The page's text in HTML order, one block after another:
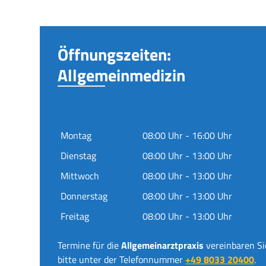
Öffnungszeiten:
Allgemeinmedizin
Montag
08:00 Uhr - 16:00 Uhr
Dienstag
08:00 Uhr - 13:00 Uhr
Mittwoch
08:00 Uhr - 13:00 Uhr
Donnerstag
08:00 Uhr - 13:00 Uhr
Freitag
08:00 Uhr - 13:00 Uhr
Termine für dieAllgemeinarztpraxis vereinbaren
bitte unter der Telefonnummer+49 8033 20400.